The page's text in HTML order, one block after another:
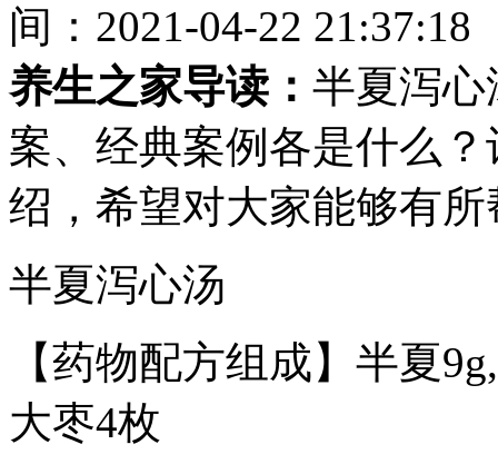
间：2021-04-22 21:37:18
养生之家导读： 半夏泻
案、经典案例各是什么
绍，希望对大家能够有所
半夏泻心汤
【药物配方组成】半夏
大枣4枚